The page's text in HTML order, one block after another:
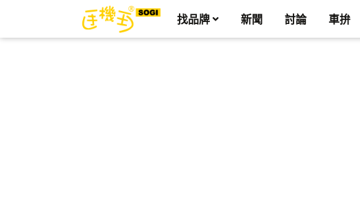
找品牌 新聞 討論 車拚